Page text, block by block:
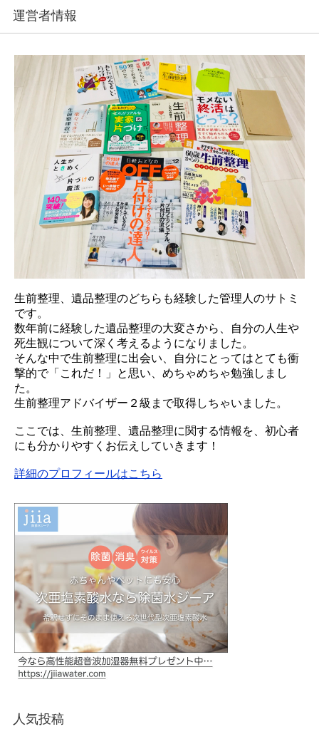
運営者情報
生前整理、遺品整理のどちらも経験した管理人のサトミ
です。
数年前に経験した遺品整理の大変さから、自分の人生や
死生観について深く考えるようになりました。
そんな中で生前整理に出会い、自分にとってはとても衝
撃的で「これだ！」と思い、めちゃめちゃ勉強しまし
た。
生前整理アドバイザー２級まで取得しちゃいました。
ここでは、生前整理、遺品整理に関する情報を、初心者
にも分かりやすくお伝えしていきます！
詳細のプロフィールはこちら
人気投稿